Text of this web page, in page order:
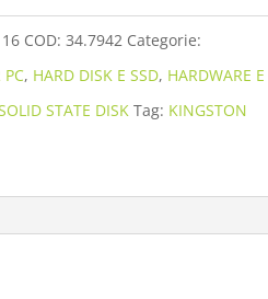
COD:34.7942 Categorie:
PC, HARD DISK E SSD, HARDWARE E
STATE DISK Tag: KINGSTON